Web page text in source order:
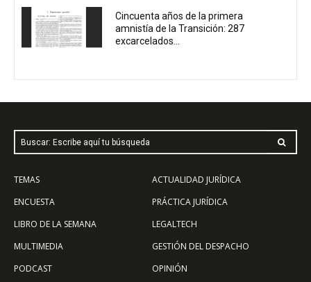
Cincuenta años de la primera
amnistía de la Transición: 287
excarcelados...
Buscar: Escribe aquí tu búsqueda
TEMAS
ENCUESTA
LIBRO DE LA SEMANA
MULTIMEDIA
PODCAST
ACTUALIDAD JURÍDICA
PRÁCTICA JURÍDICA
LEGALTECH
GESTIÓN DEL DESPACHO
OPINIÓN